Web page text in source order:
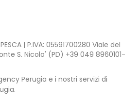
| P.IVA: 05591700280 Viale del
S. Nicolo' (PD) +39 049 8960101-
Perugia e i nostri servizi di